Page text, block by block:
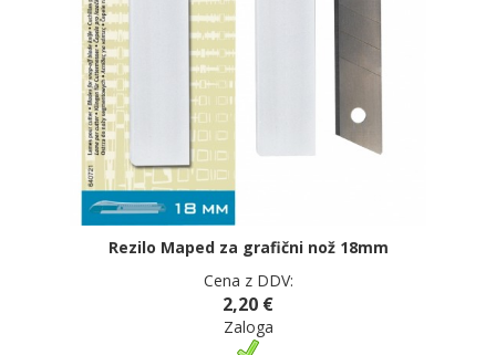
Rezilo Maped za grafični nož 18mm
Cena z DDV:
2,20 €
Zaloga